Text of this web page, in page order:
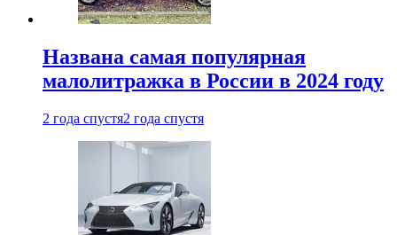
Названа самая популярная
малолитражка в России в 2024 году
2 года спустя2 года спустя